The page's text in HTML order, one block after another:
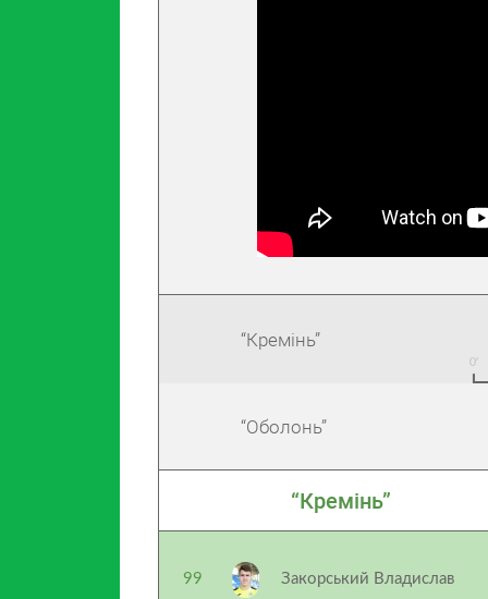
“Кремінь”
“Оболонь”
“Кремінь”
99 Закорський Владислав